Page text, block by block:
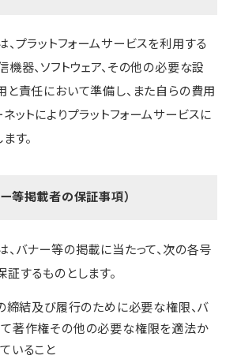
プラットフォームサービスを利用する
器、ソフトウェア、その他の必要な設
責任において準備し、また自らの費用
ットによりプラットフォームサービスに
す。
等掲載者の保証事項）
バナー等の掲載に当たって、次の各号
するものとします。
結及び履行のために必要な権限、バ
著作権その他の必要な権限を適法か
いること